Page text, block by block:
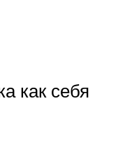
как себя